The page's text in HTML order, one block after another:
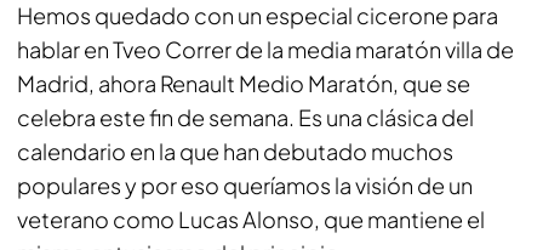
Hemos quedado con un especial cicerone para
hablar en Tveo Correr de la media maratón villa de
Madrid, ahora Renault Medio Maratón, que se
celebra este fin de semana. Es una clásica del
calendario en la que han debutado muchos
populares y por eso queríamos la visión de un
veterano como Lucas Alonso, que mantiene el